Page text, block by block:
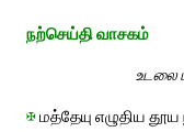
நற்செய்தி வாசகம்
உடலை
✠மத்தேயு எழுதிய